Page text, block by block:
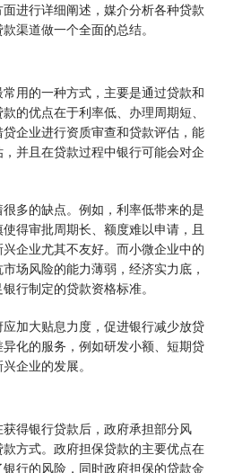
进行详细阐述，媒介分析各种贷款
渠道做一个全面的总结。
用的一种方式，主要是通过贷款和
的优点在于利率低、办理周期短、
企业进行资质审查和贷款评估，能
并且在贷款过程中银行可能会对企
多的缺点。例如，利率低带来的是
得审批周期长、额度难以申请，且
企业尤其不友好。而小微企业中的
场风险的能力薄弱，经济实力底，
行制定的贷款资格标准。
加大贴息力度，促进银行减少放贷
化的服务，例如研发小额、短期贷
企业的发展。
得银行贷款后，政府承担部分风
方式。政府担保贷款的主要优点在
行的风险，同时政府担保的贷款金